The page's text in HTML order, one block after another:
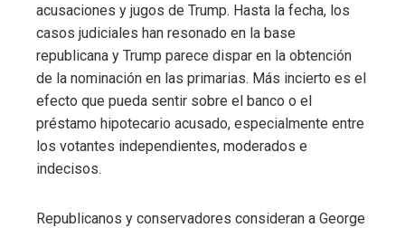
acusaciones y jugos de Trump. Hasta la fecha, los
casos judiciales han resonado en la base
republicana y Trump parece dispar en la obtención
de la nominación en las primarias. Más incierto es el
efecto que pueda sentir sobre el banco o el
préstamo hipotecario acusado, especialmente entre
los votantes independientes, moderados e
indecisos.
Republicanos y conservadores consideran a George